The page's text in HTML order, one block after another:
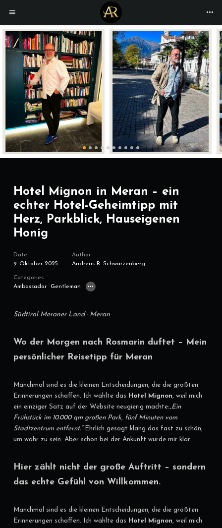
Hotel Mignon in Meran – ein
echter Hotel-Geheimtipp mit
Herz, Parkblick, Hauseigenen
Honig
Date
9. Oktober 2025
Author
Andreas R. Schwarzenberg
Categories
Ambassador
Gentleman
Südtirol Meraner Land · Meran
Wo der Morgen nach Rosmarin duftet – Mein
persönlicher Reisetipp für Meran
Manchmal sind es die kleinen Entscheidungen, die die größten
Erinnerungen schaffen. Ich wählte das
Hotel Mignon, weil mich
ein einziger Satz auf der Website neugierig machte:„Ein
Frühstück im 10.000 qm großen Park, fünf Minuten vom
Stadtzentrum entfernt.“ Ehrlich gesagt klang das fast zu schön,
um wahr zu sein. Aber schon bei der Ankunft wurde mir klar:
Hier zählt nicht der große Auftritt – sondern
das echte Gefühl von Willkommen.
Manchmal sind es die kleinen Entscheidungen, die die größten
Erinnerungen schaffen. Ich wählte das
Hotel Mignon, weil mich